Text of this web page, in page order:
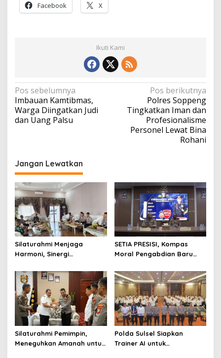
Facebook X
Ikuti Kami
Navigasi
pos
Pos sebelumnya
Imbauan Kamtibmas,
Warga Diingatkan Judi
dan Uang Palsu
Pos berikutnya
Polres Soppeng
Tingkatkan Iman dan
Profesionalisme
Personel Lewat Bina
Rohani
Jangan Lewatkan
Silaturahmi Menjaga
Harmoni, Sinergi
Soppeng
SETIA PRESISI, Kompas
Moral Pengabdian Baru
Silaturahmi Pemimpin,
Meneguhkan Amanah untuk
Polda Sulsel Siapkan
Trainer AI untuk